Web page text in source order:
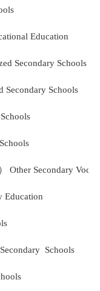
Education
Secondary Schools
Secondary Schools
Other Secondary
Education
Secondary Schools